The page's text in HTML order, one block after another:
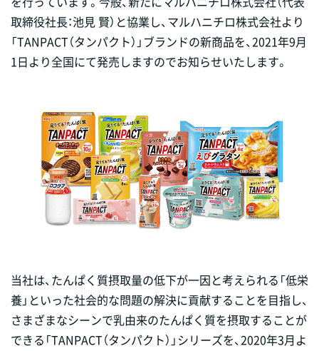
取締役社長：池見 賢）と協業し、マルハニチロ株式会社より
「TANPACT（タンパクト）」ブランドの新商品を、2021年9月
1日より全国にて発売しますのでお知らせいたします。
当社は、たんぱく質摂取量の低下が一因と考えられる「低栄
養」といった社会的な問題の解決に貢献することを目指し、
さまざまなシーンで乳由来のたんぱく質を摂取することが
できる「TANPACT（タンパクト）」シリーズを、2020年3月よ